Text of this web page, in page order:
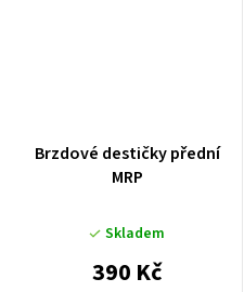
Brzdové destičky přední
MRP
Skladem
390 Kč